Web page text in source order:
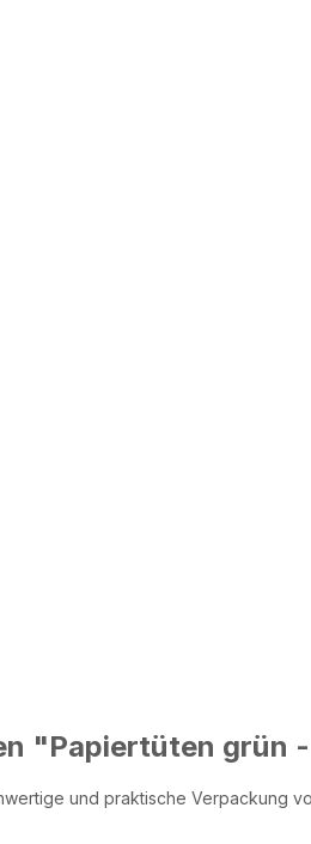
"Papiertüten grün
und praktische Verpackung